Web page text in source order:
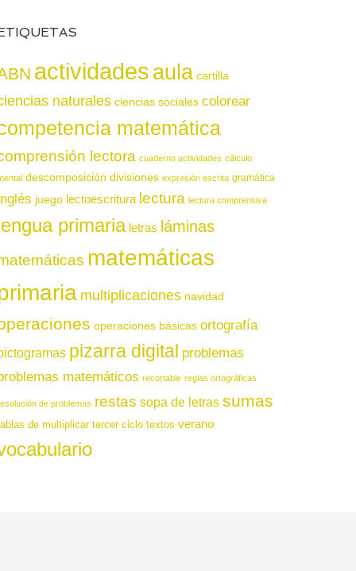
actividadesaula cartilla
naturales ciencias sociales colorear
matemática
lectora cuaderno actividades cálculo
descomposición divisiones expresión escrita gramática
juego lectoescritura lectura lectura comprensiva
primaria letras láminas
matemáticas
multiplicaciones navidad
operaciones básicas ortografía
pizarra digital problemas
matemáticos recortable reglas ortográficas
de problemas restas sopa de letras sumas
de multiplicar tercer ciclo textos verano